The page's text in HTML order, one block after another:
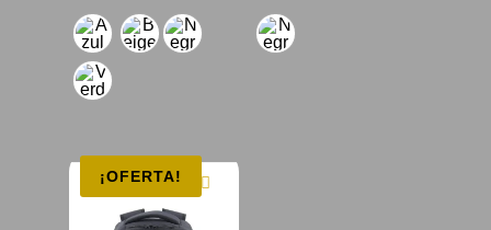
¡OFERTA!